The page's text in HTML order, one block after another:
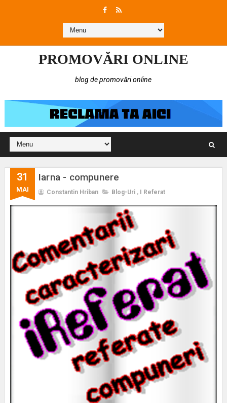
PROMOVĂRI ONLINE
blog de promovări online
31
MAI
Iarna - compunere
Constantin Hriban Blog-Uri , I Referat